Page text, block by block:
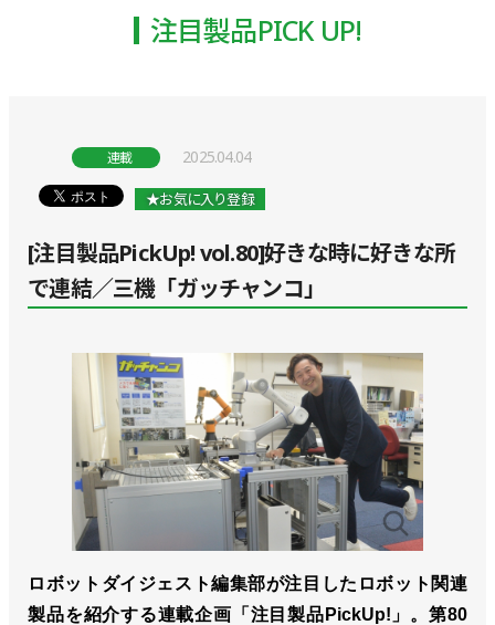
注目製品PICK UP!
連載 2025.04.04
★お気に入り登録
[注目製品PickUp! vol.80]好きな時に好きな所
で連結／三機「ガッチャンコ」
ロボットダイジェスト編集部が注目したロボット関連
製品を紹介する連載企画「注目製品PickUp!」。第80